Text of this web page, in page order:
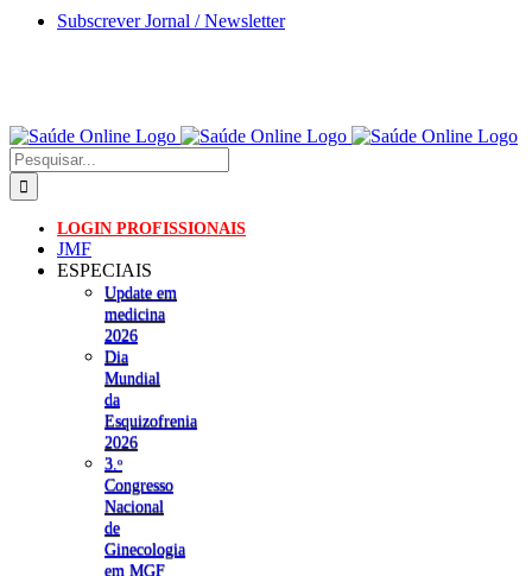
Skip
Subscrever Jornal / Newsletter
Pesquisar
LOGIN PROFISSIONAIS
JMF
ESPECIAIS
Update em
medicina
2026
Dia
Mundial
da
Esquizofrenia
2026
3.ᵒ
Congresso
Nacional
de
Ginecologia
em MGF